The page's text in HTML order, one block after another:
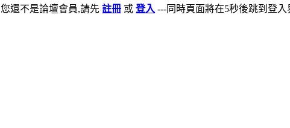
您還不是論壇會員,請先 註冊 或 登入 ---同時頁面將在5秒後跳到登入